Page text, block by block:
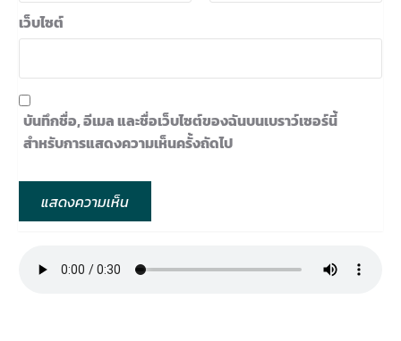
เว็บไซต์
บันทึกชื่อ, อีเมล และชื่อเว็บไซต์ของฉันบนเบราว์เซอร์นี้
สำหรับการแสดงความเห็นครั้งถัดไป